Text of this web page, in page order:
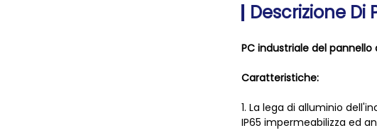
Descrizione Di
PC industriale del pannello
Caratteristiche:
1. La lega di alluminio
IP65 impermeabilizza ed